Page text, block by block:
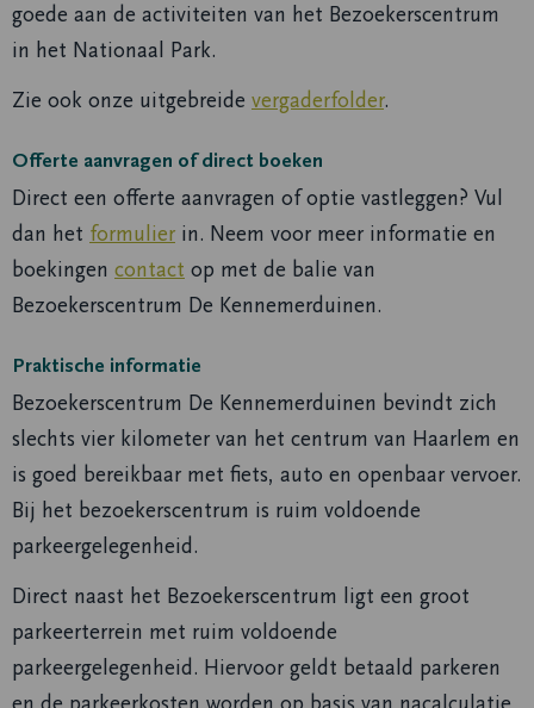
goede aan de activiteiten van het Bezoekerscentrum
in het Nationaal Park.
Zie ook onze uitgebreide vergaderfolder.
Offerte aanvragen of direct boeken
Direct een offerte aanvragen of optie vastleggen? Vul
dan het formulier in. Neem voor meer informatie en
boekingen contact op met de balie van
Bezoekerscentrum De Kennemerduinen.
Praktische informatie
Bezoekerscentrum De Kennemerduinen bevindt zich
slechts vier kilometer van het centrum van Haarlem en
is goed bereikbaar met fiets, auto en openbaar vervoer.
Bij het bezoekerscentrum is ruim voldoende
parkeergelegenheid.
Direct naast het Bezoekerscentrum ligt een groot
parkeerterrein met ruim voldoende
parkeergelegenheid. Hiervoor geldt betaald parkeren